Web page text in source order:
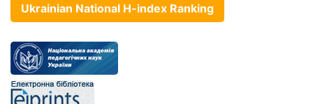
Ukrainian National H-index Ranking